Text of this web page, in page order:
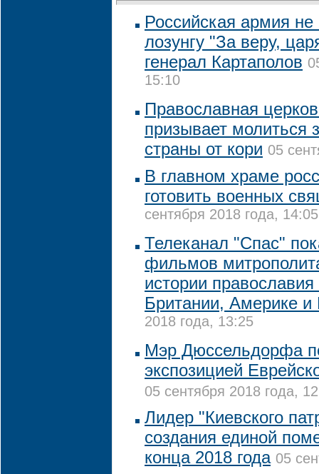
Российская армия не
лозунгу "За веру,
генерал Картаполов
15:10
Православная
призывает молиться
страны от кори 05
В главном храме
готовить военных
сентября 2018 года, 14:05
Телеканал "Спас"
фильмов
истории
Британии, Америке и
2018 года, 13:25
Мэр Дюссельдорфа
экспозицией
05 сентября 2018 года,
Лидер "Киевского
создания единой
конца 2018 года 05